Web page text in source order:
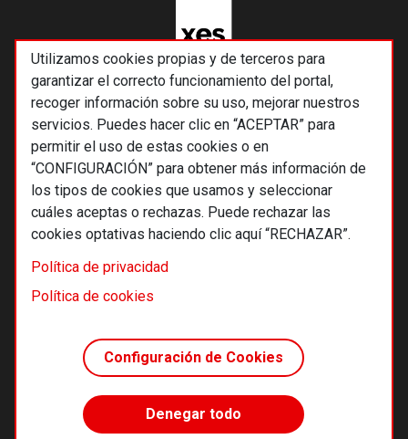
Utilizamos cookies propias y de terceros para
garantizar el correcto funcionamiento del portal,
recoger información sobre su uso, mejorar nuestros
servicios. Puedes hacer clic en “ACEPTAR” para
permitir el uso de estas cookies o en
“CONFIGURACIÓN” para obtener más información de
los tipos de cookies que usamos y seleccionar
cuáles aceptas o rechazas. Puede rechazar las
cookies optativas haciendo clic aquí “RECHAZAR”.
Política de privacidad
Política de cookies
Configuración de Cookies
Denegar todo
© 2026 Alternativas económicas SCCL
Footer
Términos y condiciones de uso
Política de cookies
Principios editoriales